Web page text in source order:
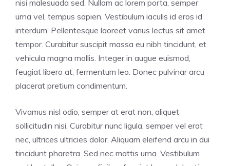
nisi malesuada sed. Nullam ac lorem porta, semper
urna vel, tempus sapien. Vestibulum iaculis id eros id
interdum. Pellentesque laoreet varius lectus sit amet
tempor. Curabitur suscipit massa eu nibh tincidunt, et
vehicula magna mollis. Integer in augue euismod,
feugiat libero at, fermentum leo. Donec pulvinar arcu
placerat pretium condimentum.
Vivamus nisl odio, semper at erat non, aliquet
sollicitudin nisi. Curabitur nunc ligula, semper vel erat
nec, ultrices ultricies dolor. Aliquam eleifend arcu in dui
tincidunt pharetra. Sed nec mattis urna. Vestibulum